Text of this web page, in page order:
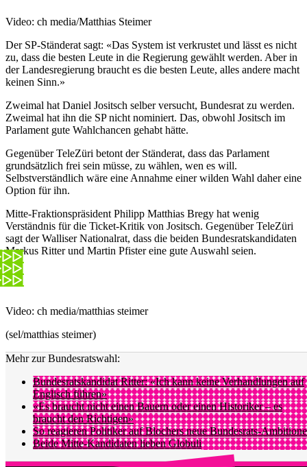
Video: ch media/Matthias Steimer
Der SP-Ständerat sagt: «Das System ist verkrustet und lässt es nicht
zu, dass die besten Leute in die Regierung gewählt werden. Aber in
der Landesregierung braucht es die besten Leute, alles andere macht
keinen Sinn.»
Zweimal hat Daniel Jositsch selber versucht, Bundesrat zu werden.
Zweimal hat ihn die SP nicht nominiert. Das, obwohl Jositsch im
Parlament gute Wahlchancen gehabt hätte.
Gegenüber TeleZüri betont der Ständerat, dass das Parlament
grundsätzlich frei sein müsse, zu wählen, wen es will.
Selbstverständlich wäre eine Annahme einer wilden Wahl daher eine
Option für ihn.
Mitte-Fraktionspräsident Philipp Matthias Bregy hat wenig
Verständnis für die Ticket-Kritik von Jositsch. Gegenüber TeleZüri
sagt der Walliser Nationalrat, dass die beiden Bundesratskandidaten
Markus Ritter und Martin Pfister eine gute Auswahl seien.
Video: ch media/matthias steimer
(sel/matthias steimer)
Mehr zur Bundesratswahl:
Bundesratskandidat Ritter: «Ich kann keine Verhandlungen auf
Englisch führen»
«Es braucht nicht einen Bauern oder einen Historiker – es
braucht den Richtigen»
So reagieren Politiker auf Blochers neue Bundesrats-
Beide Mitte-Kandidaten lieben Globuli